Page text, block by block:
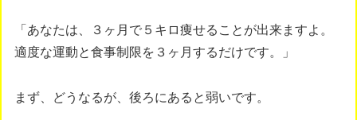
「あなたは、３ヶ月で５キロ痩せることが出来ますよ。
適度な運動と食事制限を３ヶ月するだけです。」
まず、どうなるが、後ろにあると弱いです。